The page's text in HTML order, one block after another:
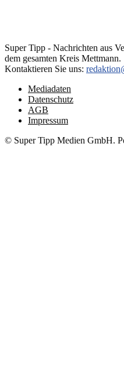
Super Tipp - Nachrichten aus
dem gesamten Kreis Mettmann.
Kontaktieren Sie uns:
Mediadaten
Datenschutz
AGB
Impressum
© Super Tipp Medien GmbH.